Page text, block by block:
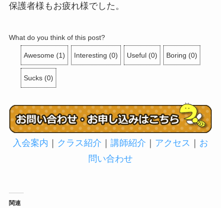
保護者様もお疲れ様でした。
What do you think of this post?
Awesome (1) Interesting (0) Useful (0) Boring (0)
Sucks (0)
入会案内 ｜ クラス紹介 ｜ 講師紹介 ｜ アクセス ｜ お
問い合わせ
関連